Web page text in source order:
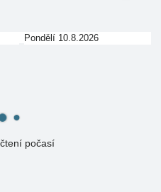
počasí
Pondělí 10.8.2026